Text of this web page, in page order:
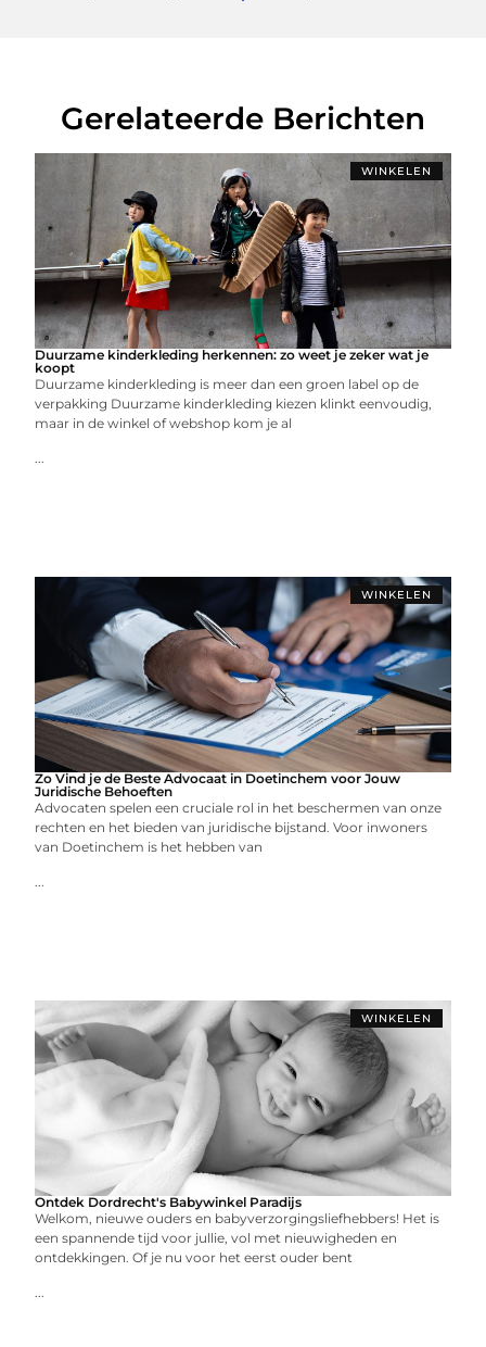
Gerelateerde Berichten
WINKELEN
Duurzame kinderkleding herkennen: zo weet je zeker wat je
koopt
Duurzame kinderkleding is meer dan een groen label op de
verpakking Duurzame kinderkleding kiezen klinkt eenvoudig,
maar in de winkel of webshop kom je al
...
WINKELEN
Zo Vind je de Beste Advocaat in Doetinchem voor Jouw
Juridische Behoeften
Advocaten spelen een cruciale rol in het beschermen van onze
rechten en het bieden van juridische bijstand. Voor inwoners
van Doetinchem is het hebben van
...
WINKELEN
Ontdek Dordrecht's Babywinkel Paradijs
Welkom, nieuwe ouders en babyverzorgingsliefhebbers! Het is
een spannende tijd voor jullie, vol met nieuwigheden en
ontdekkingen. Of je nu voor het eerst ouder bent
...